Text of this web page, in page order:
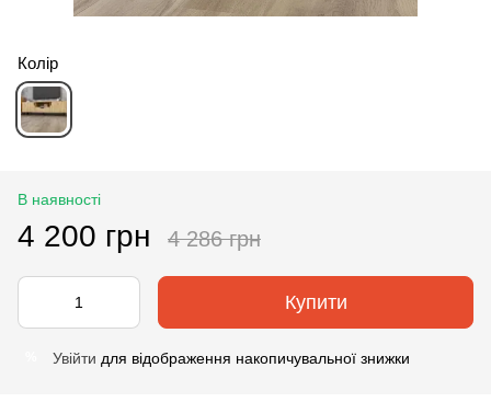
Колір
В наявності
4 200 грн 4 286 грн
Купити
Увійти для відображення накопичувальної знижки